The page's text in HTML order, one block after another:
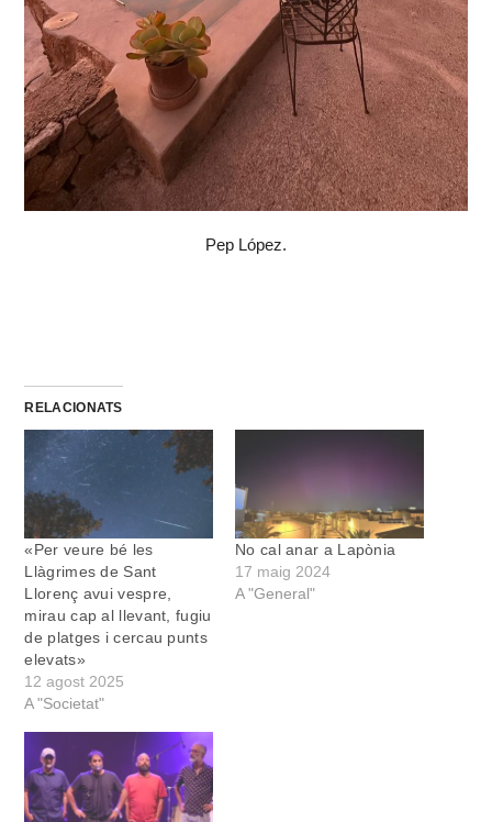
Pep López.
RELACIONATS
«Per veure bé les
Llàgrimes de Sant
Llorenç avui vespre,
mirau cap al llevant, fugiu
de platges i cercau punts
elevats»
12 agost 2025
A "Societat"
No cal anar a Lapònia
17 maig 2024
A "General"